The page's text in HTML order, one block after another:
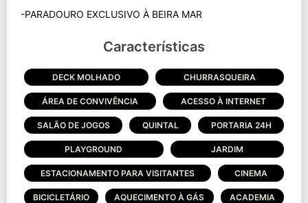
Características
DECK MOLHADO CHURRASQUEIRA
ÁREA DE CONVIVÊNCIA ACESSO À INTERNET
SALÃO DE JOGOS QUINTAL PORTARIA 24H
PLAYGROUND JARDIM
ESTACIONAMENTO PARA VISITANTES CINEMA
BICICLETÁRIO AQUECIMENTO À GÁS ACADEMIA